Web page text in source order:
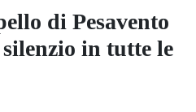
di Pesavento
in tutte le